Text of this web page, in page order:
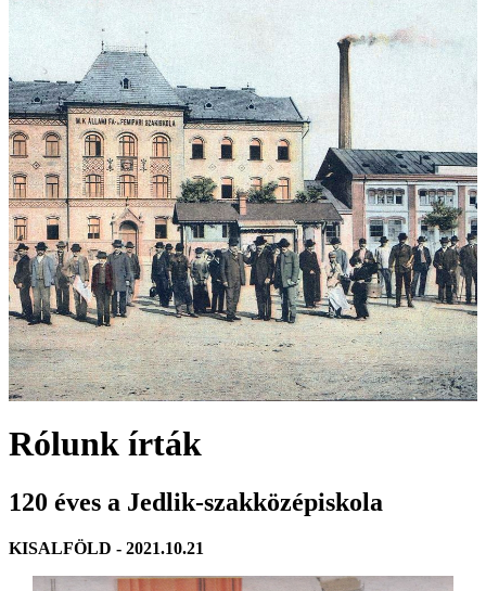
Rólunk írták
120 éves a Jedlik-szakközépiskola
KISALFÖLD - 2021.10.21